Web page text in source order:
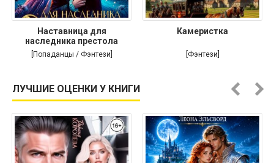
Наставница для
наследника престола
[Попаданцы / Фэнтези]
Камеристка
[Фэнтези]
ЛУЧШИЕ ОЦЕНКИ У КНИГИ